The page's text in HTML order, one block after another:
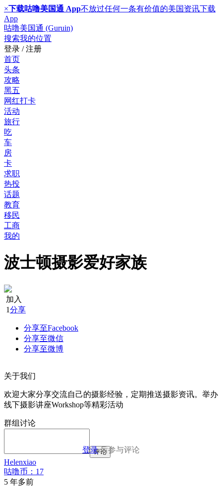
×下载咕噜美国通 App不放过任何一条有价值的美国资讯下载
App
咕噜美国通 (Guruin)
搜索我的位置
登录 / 注册
首页
头条
攻略
黑五
网红打卡
活动
旅行
吃
车
房
卡
求职
热投
话题
教育
移民
工商
我的
波士顿摄影爱好家族
加入
1分享
分享至Facebook
分享至微信
分享至微博
关于我们
欢迎大家分享交流自己的摄影经验，定期推送摄影资讯。举办
线下摄影讲座Workshop等精彩活动
群组讨论
登录后参与评论
评论
Helenxiao
咕噜币：17
5 年多前